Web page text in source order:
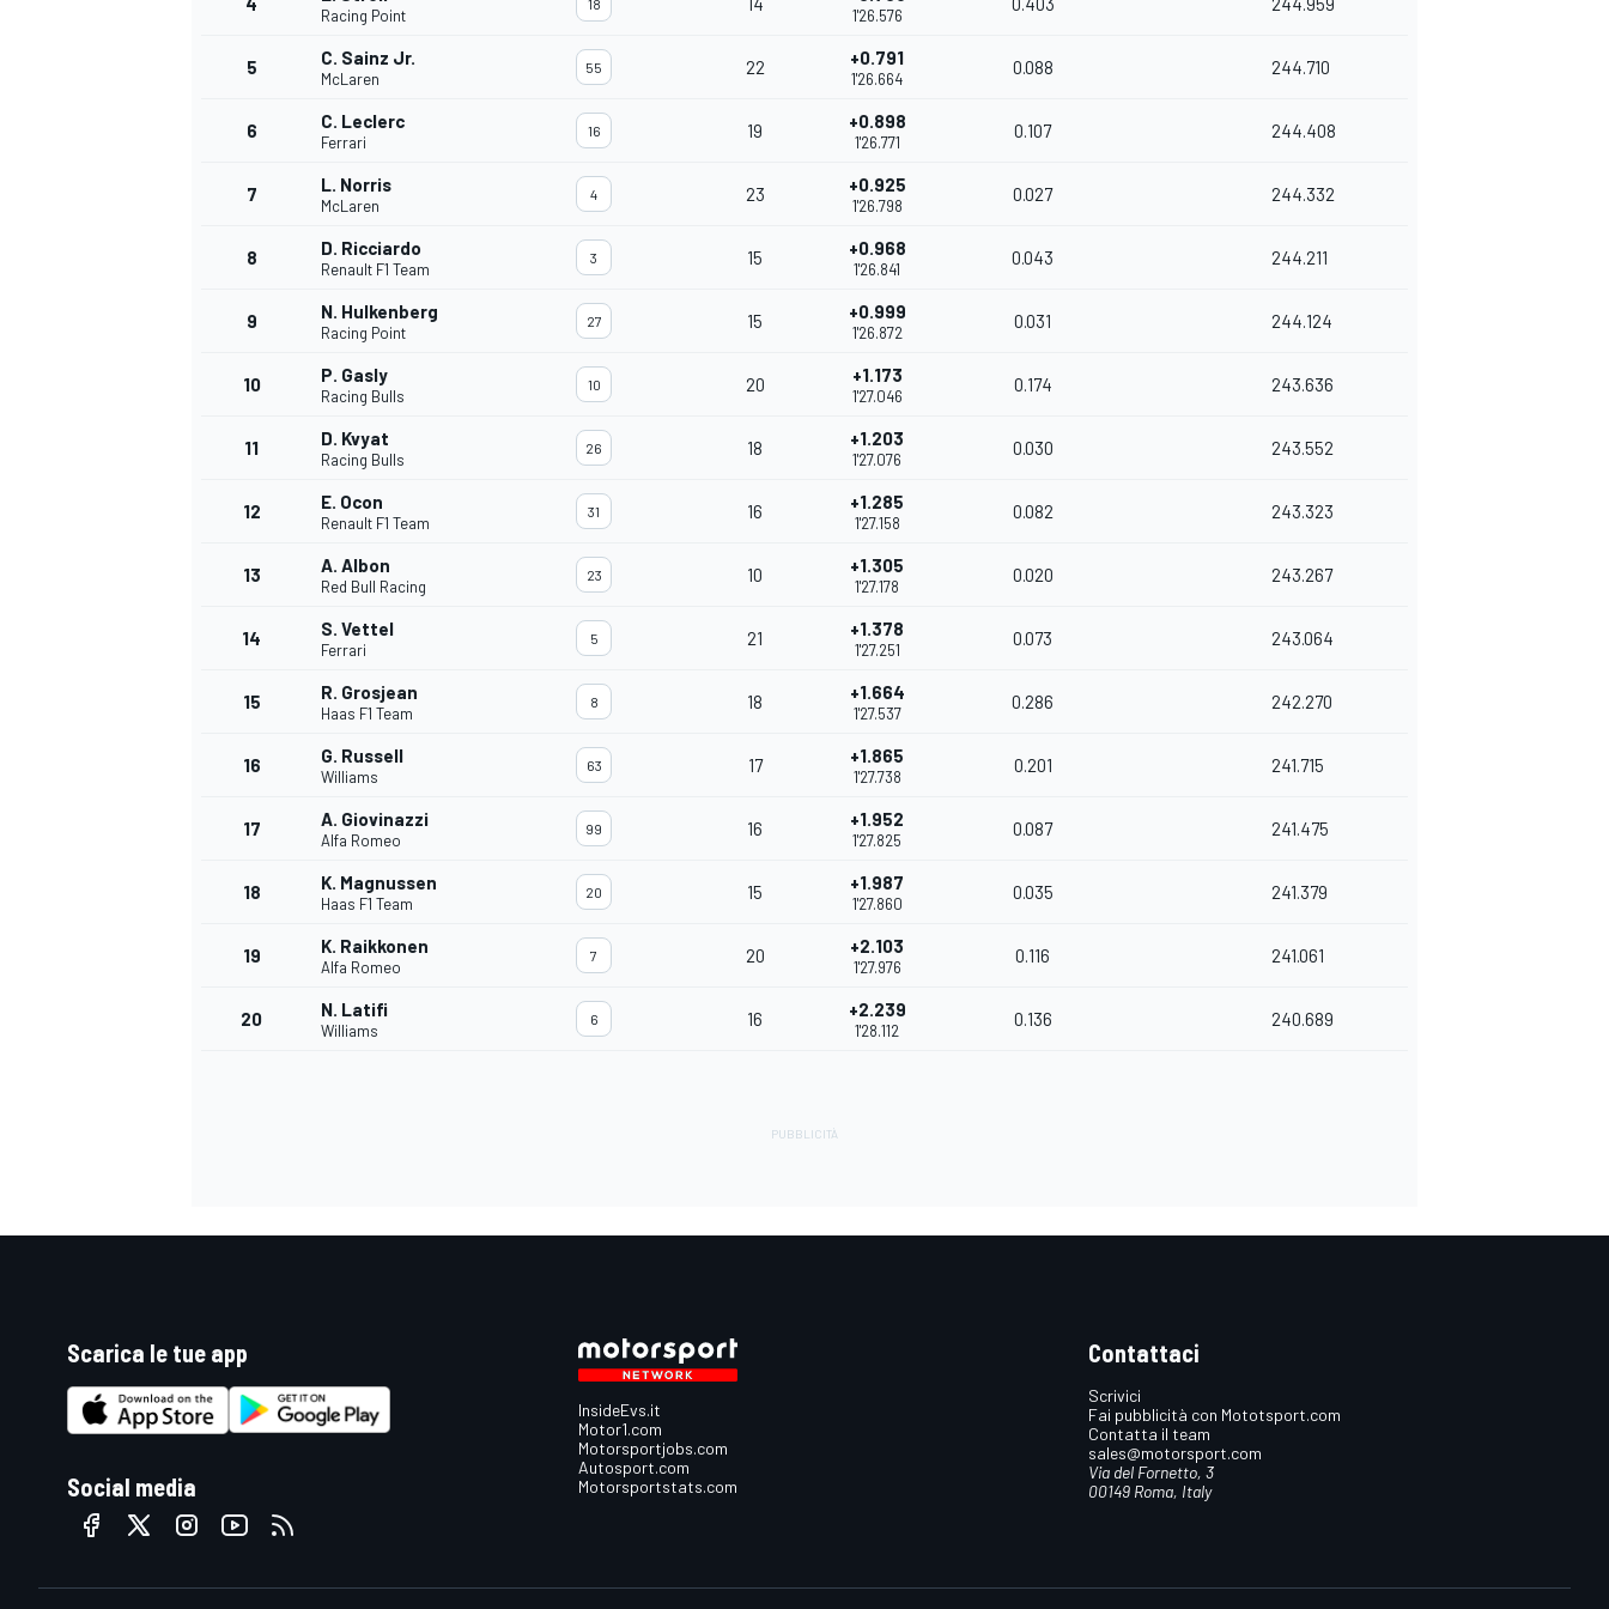
MONOPOSTO
ENDURANCE/GT
Racing Point
18
1'26.576
5 C. Sainz Jr.
McLaren
55 22 +0.791
1'26.664
0.088 244.710
6 C. Leclerc
Ferrari
16 19 +0.898
1'26.771
0.107 244.408
7 L. Norris
McLaren
4 23 +0.925
1'26.798
0.027 244.332
8 D. Ricciardo
Renault F1 Team
3 15 +0.968
1'26.841
0.043 244.211
9 N. Hulkenberg
Racing Point
27 15 +0.999
1'26.872
0.031 244.124
10 P. Gasly
Racing Bulls
10 20 +1.173
1'27.046
0.174 243.636
11 D. Kvyat
Racing Bulls
26 18 +1.203
1'27.076
0.030 243.552
12 E. Ocon
Renault F1 Team
31 16 +1.285
1'27.158
0.082 243.323
13 A. Albon
Red Bull Racing
23 10 +1.305
1'27.178
0.020 243.267
14 S. Vettel
Ferrari
5 21 +1.378
1'27.251
0.073 243.064
15 R. Grosjean
Haas F1 Team
8 18 +1.664
1'27.537
0.286 242.270
16 G. Russell
Williams
63 17 +1.865
1'27.738
0.201 241.715
17 A. Giovinazzi
Alfa Romeo
99 16 +1.952
1'27.825
0.087 241.475
18 K. Magnussen
Haas F1 Team
20 15 +1.987
1'27.860
0.035 241.379
19 K. Raikkonen
Alfa Romeo
7 20 +2.103
1'27.976
0.116 241.061
20 N. Latifi
Williams
6 16 +2.239
1'28.112
0.136 240.689
Scarica le tue app
Social media
InsideEvs.it
Motor1.com
Motorsportjobs.com
Autosport.com
Motorsportstats.com
Contattaci
Scrivici
Fai pubblicità con Mototsport.com
Contatta il team
sales@motorsport.com
Via del Fornetto, 3
00149 Roma, Italy